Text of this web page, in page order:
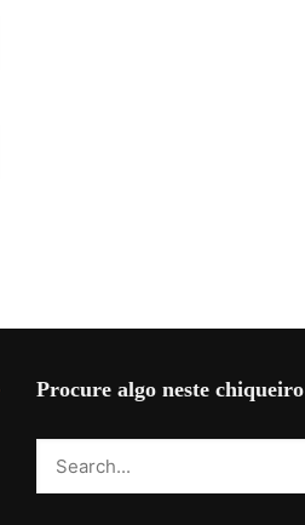
Procure algo neste chiqueiro